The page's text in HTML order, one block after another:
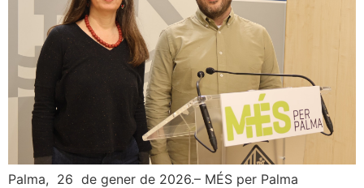
Palma, 26 de gener de 2026.– MÉS per Palma